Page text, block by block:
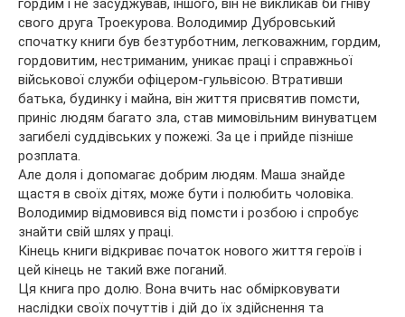
гордим і не засуджував, іншого, він не викликав би гніву
свого друга Троекурова. Володимир Дубровський
спочатку книги був безтурботним, легковажним, гордим,
гордовитим, нестриманим, уникає праці і справжньої
військової служби офіцером-гульвісою. Втративши
батька, будинку і майна, він життя присвятив помсти,
приніс людям багато зла, став мимовільним винуватцем
загибелі суддівських у пожежі. За це і прийде пізніше
розплата.
Але доля і допомагає добрим людям. Маша знайде
щастя в своїх дітях, може бути і полюбить чоловіка.
Володимир відмовився від помсти і розбою і спробує
знайти свій шлях у праці.
Кінець книги відкриває початок нового життя героїв і
цей кінець не такий вже поганий.
Ця книга про долю. Вона вчить нас обмірковувати
наслідки своїх почуттів і дій до їх здійснення та